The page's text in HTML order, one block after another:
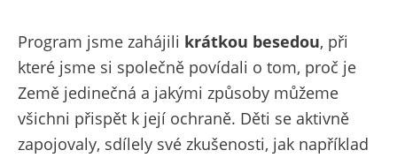
Program jsme zahájili krátkou besedou, při
které jsme si společně povídali o tom, proč je
Země jedinečná a jakými způsoby můžeme
všichni přispět k její ochraně. Děti se aktivně
zapojovaly, sdílely své zkušenosti, jak například